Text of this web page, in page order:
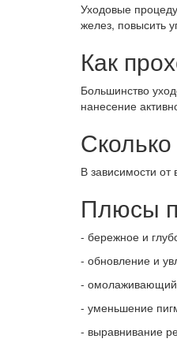
Уходовые
желез, повысить
Как
Большинство
нанесение
В зависимости
Плюсы
- бережное и
- обновление и
-
- уменьшение
- выравнивание